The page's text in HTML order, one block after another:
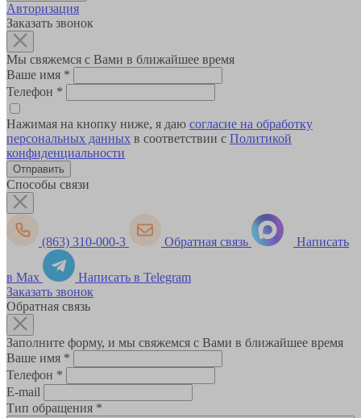
Авторизация
Заказать звонок
Мы свяжемся с Вами в ближайшее время
Ваше имя *
Телефон *
Нажимая на кнопку ниже, я даю согласие на обработку
персональных данных в соответствии с Политикой
конфиденциальности
Способы связи
(863) 310-000-3 Обратная связь Написать
в Max
Написать в Telegram
Заказать звонок
Обратная связь
Заполните форму, и мы свяжемся с Вами в ближайшее время
Ваше имя *
Телефон *
E-mail
Тип обращения *